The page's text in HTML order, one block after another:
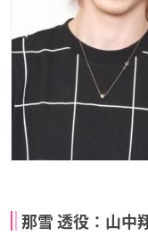
那雪 透役：山中